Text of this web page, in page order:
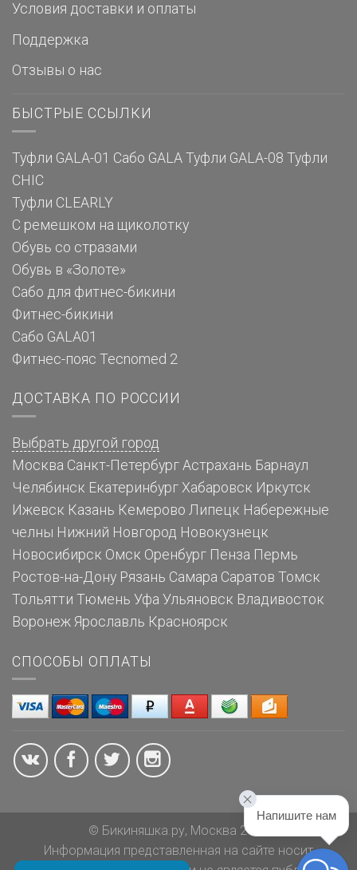
Условия доставки и оплаты
Поддержка
Отзывы о нас
БЫСТРЫЕ ССЫЛКИ
Туфли GALA-01 Сабо GALA Туфли GALA-08 Туфли
CHIC
Туфли CLEARLY
С ремешком на щиколотку
Обувь со стразами
Обувь в «Золоте»
Сабо для фитнес-бикини
Фитнес-бикини
Сабо GALA01
Фитнес-пояс Tecnomed 2
ДОСТАВКА ПО РОССИИ
Выбрать другой город
Москва Санкт-Петербург Астрахань Барнаул
Челябинск Екатеринбург Хабаровск Иркутск
Ижевск Казань Кемерово Липецк Набережные
челны Нижний Новгород Новокузнецк
Новосибирск Омск Оренбург Пенза Пермь
Ростов-на-Дону Рязань Самара Саратов Томск
Тольятти Тюмень Уфа Ульяновск Владивосток
Воронеж Ярославль Красноярск
СПОСОБЫ ОПЛАТЫ
© Бикиняшка.ру, Москва 2026
Информация представленная на сайте носит
Напишите нам